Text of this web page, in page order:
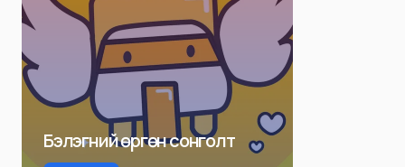
Бэлэгний өргөн сонголт